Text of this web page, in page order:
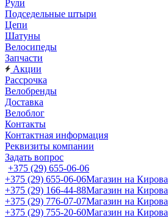
Рули
Подседельные штыри
Цепи
Шатуны
Велосипеды
Запчасти
Акции
Рассрочка
Велобренды
Доставка
Велоблог
Контакты
Контактная информация
Реквизиты компании
Задать вопрос
+375 (29) 655-06-06
+375 (29) 655-06-06Магазин на Кирова
+375 (29) 166-44-88Магазин на Кирова
+375 (29) 776-07-07Магазин на Кирова
+375 (29) 755-20-60Магазин на Кирова